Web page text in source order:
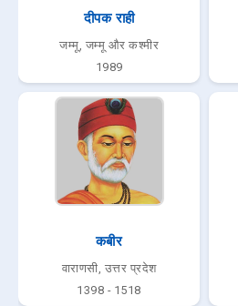
दीपक राही
जम्मू, जम्मू और कश्मीर
1989
कबीर
वाराणसी, उत्तर प्रदेश
1398 - 1518